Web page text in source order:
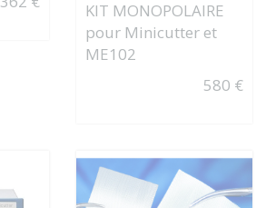
KIT MONOPOLAIRE
pour Minicutter et
ME102
580 €